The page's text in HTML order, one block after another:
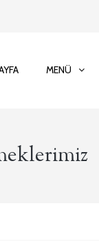
MENÜ